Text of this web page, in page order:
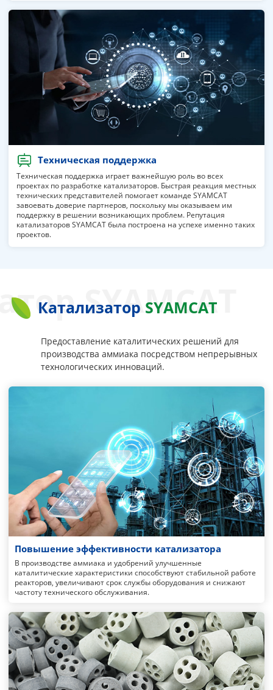
Техническая поддержка
Техническая поддержка играет важнейшую роль во всех
проектах по разработке катализаторов. Быстрая реакция местных
технических представителей помогает команде SYAMCAT
завоевать доверие партнеров, поскольку мы оказываем им
поддержку в решении возникающих проблем. Репутация
катализаторов SYAMCAT была построена на успехе именно таких
проектов.
Катализатор SYAMCAT
SYAMCAT
Предоставление каталитических решений для
производства аммиака посредством непрерывных
технологических инноваций.
Повышение эффективности катализатора
В производстве аммиака и удобрений улучшенные
каталитические характеристики способствуют стабильной работе
реакторов, увеличивают срок службы оборудования и снижают
частоту технического обслуживания.